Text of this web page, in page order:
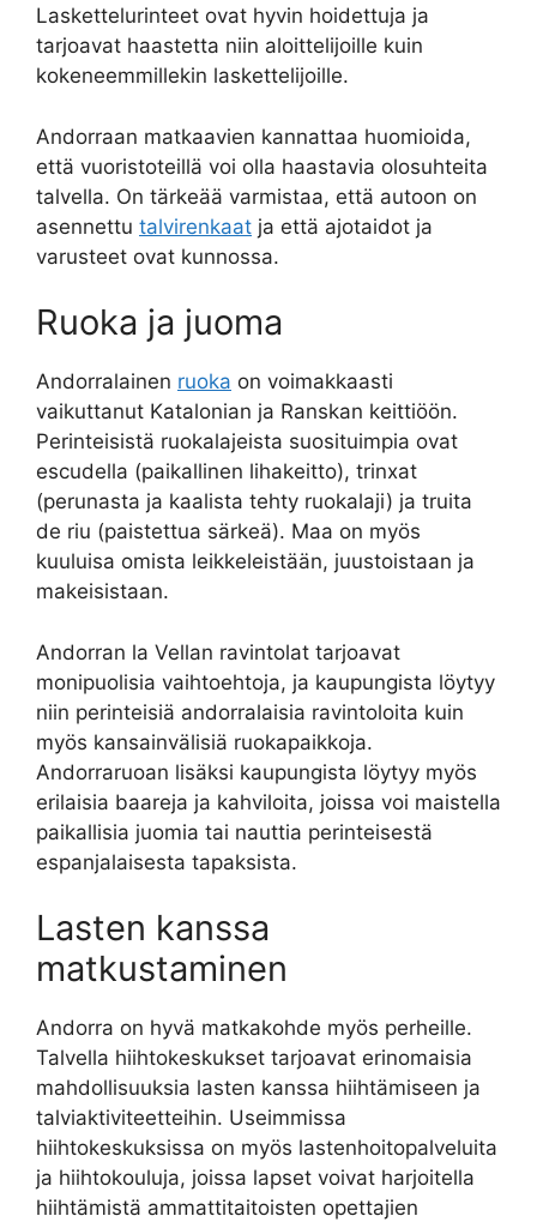
Laskettelurinteet ovat hyvin hoidettuja ja
tarjoavat haastetta niin aloittelijoille kuin
kokeneemmillekin laskettelijoille.
Andorraan matkaavien kannattaa huomioida,
että vuoristoteillä voi olla haastavia olosuhteita
talvella. On tärkeää varmistaa, että autoon on
asennettu talvirenkaat ja että ajotaidot ja
varusteet ovat kunnossa.
Ruoka ja juoma
Andorralainen ruoka on voimakkaasti
vaikuttanut Katalonian ja Ranskan keittiöön.
Perinteisistä ruokalajeista suosituimpia ovat
escudella (paikallinen lihakeitto), trinxat
(perunasta ja kaalista tehty ruokalaji) ja truita
de riu (paistettua särkeä). Maa on myös
kuuluisa omista leikkeleistään, juustoistaan ja
makeisistaan.
Andorran la Vellan ravintolat tarjoavat
monipuolisia vaihtoehtoja, ja kaupungista löytyy
niin perinteisiä andorralaisia ​​ravintoloita kuin
myös kansainvälisiä ruokapaikkoja.
Andorraruoan lisäksi kaupungista löytyy myös
erilaisia ​​baareja ja kahviloita, joissa voi maistella
paikallisia juomia tai nauttia perinteisestä
espanjalaisesta tapaksista.
Lasten kanssa
matkustaminen
Andorra on hyvä matkakohde myös perheille.
Talvella hiihtokeskukset tarjoavat erinomaisia
mahdollisuuksia lasten kanssa hiihtämiseen ja
talviaktiviteetteihin. Useimmissa
hiihtokeskuksissa on myös lastenhoitopalveluita
ja hiihtokouluja, joissa lapset voivat harjoitella
hiihtämistä ammattitaitoisten opettajien